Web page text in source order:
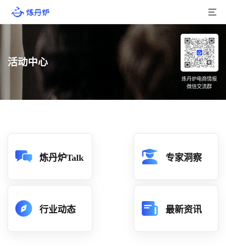
产品介绍
品牌数据
店铺数据
分析
活动中心
炼丹炉电商情报
微信交流群
炼丹炉Talk 专家洞察
行业动态 最新资讯